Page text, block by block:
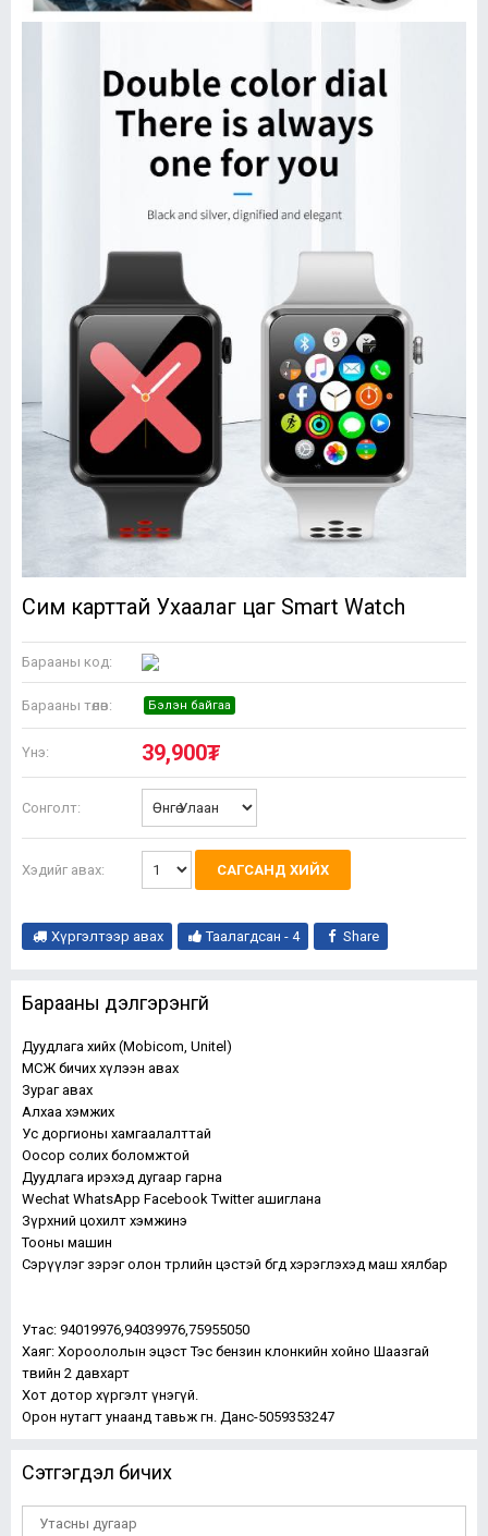
Сим карттай Ухаалаг цаг Smart Watch
Барааны код:
Барааны төлөв: Бэлэн байгаа
Үнэ: 39,900₮
Сонголт:
Хэдийг авах: САГСАНД ХИЙХ
Хүргэлтээр авах Таалагдсан -4 Share
Барааны дэлгэрэнгүй
Дуудлага хийх (Mobicom, Unitel)
МСЖ бичих хүлээн авах
Зураг авах
Алхаа хэмжих
Ус доргионы хамгаалалттай
Оосор солих боломжтой
Дуудлага ирэхэд дугаар гарна
Wechat WhatsApp Facebook Twitter ашиглана
Зүрхний цохилт хэмжинэ
Тооны машин
Сэрүүлэг зэрэг олон төрлийн цэстэй бөгөөд хэрэглэхэд маш хялбар
Утас: 94019976,94039976,75955050
Хаяг: Хороололын эцэст Тэс бензин клонкийн хойно Шаазгай
төвийн 2 давхарт
Хот дотор хүргэлт үнэгүй.
Орон нутагт унаанд тавьж өгнө. Данс-5059353247
Сэтгэгдэл бичих